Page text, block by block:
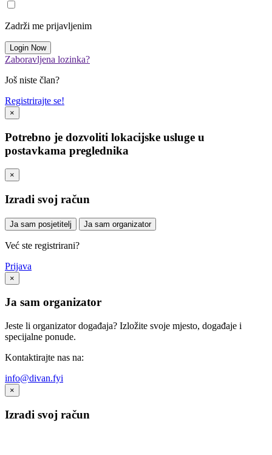
Zadrži me prijavljenim
Zaboravljena lozinka?
Još niste član?
Registrirajte se!
×
Potrebno je dozvoliti lokacijske usluge u
postavkama preglednika
×
Izradi svoj račun
Ja sam posjetitelj Ja sam organizator
Već ste registrirani?
Prijava
×
Ja sam organizator
Jeste li organizator događaja? Izložite svoje mjesto, događaje i
specijalne ponude.
Kontaktirajte nas na:
info@divan.fyi
×
Izradi svoj račun